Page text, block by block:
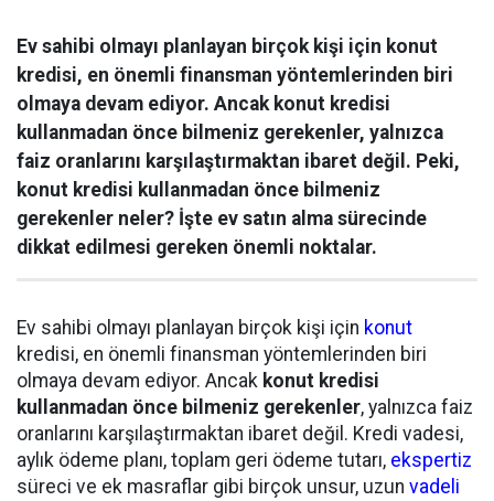
Ev sahibi olmayı planlayan birçok kişi için konut
kredisi, en önemli finansman yöntemlerinden biri
olmaya devam ediyor. Ancak konut kredisi
kullanmadan önce bilmeniz gerekenler, yalnızca
faiz oranlarını karşılaştırmaktan ibaret değil. Peki,
konut kredisi kullanmadan önce bilmeniz
gerekenler neler? İşte ev satın alma sürecinde
dikkat edilmesi gereken önemli noktalar.
Ev sahibi olmayı planlayan birçok kişi için konut
kredisi, en önemli finansman yöntemlerinden biri
olmaya devam ediyor. Ancak konut kredisi
kullanmadan önce bilmeniz gerekenler, yalnızca faiz
oranlarını karşılaştırmaktan ibaret değil. Kredi vadesi,
aylık ödeme planı, toplam geri ödeme tutarı, ekspertiz
süreci ve ek masraflar gibi birçok unsur, uzun vadeli